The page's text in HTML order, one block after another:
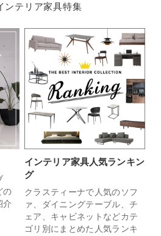
ンテリア家具特集
の
介
インテリア家具人気ランキン
グ
クラスティーナで人気のソフ
ァ、ダイニングテーブル、チ
ェア、キャビネットなどカテ
ゴリ別にまとめた人気ランキ